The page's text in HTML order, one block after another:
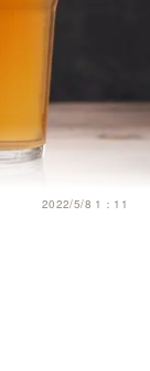
2022/5/8 1：11